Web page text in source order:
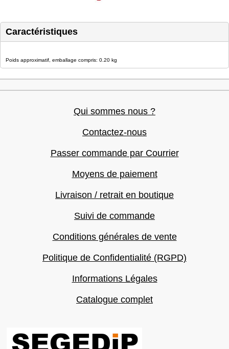
Caractéristiques
Poids approximatif, emballage compris: 0.20 kg
Qui sommes nous ?
Contactez-nous
Passer commande par Courrier
Moyens de paiement
Livraison / retrait en boutique
Suivi de commande
Conditions générales de vente
Politique de Confidentialité (RGPD)
Informations Légales
Catalogue complet